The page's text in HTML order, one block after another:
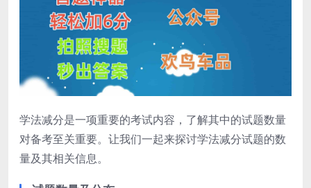
学法减分是一项重要的考试内容，了解其中的试题数量
对备考至关重要。让我们一起来探讨学法减分试题的数
量及其相关信息。